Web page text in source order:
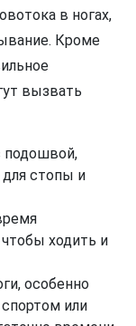
в ногах,
Кроме
вызвать
подошвой,
стопы и
чтобы ходить и
особенно
или